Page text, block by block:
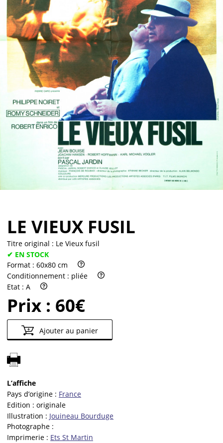
Vendre
LE VIEUX FUSIL
Titre original : Le Vieux fusil
✔ EN STOCK
Format : 60x80 cm
Conditionnement : pliée
Etat : A
Prix : 60€
Ajouter au panier
L’affiche
Pays d’origine : France
Edition : originale
Illustration : Jouineau Bourduge
Photographe :
Imprimerie : Ets St Martin